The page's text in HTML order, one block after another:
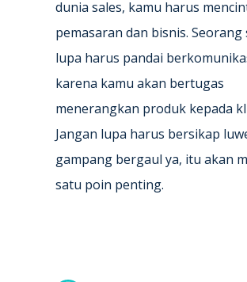
dunia sales, kamu harus
pemasaran dan bisnis. Seorang
lupa harus pandai
karena kamu akan bertugas
menerangkan produk kepada
Jangan lupa harus bersikap
gampang bergaul ya, itu akan
satu poin penting.